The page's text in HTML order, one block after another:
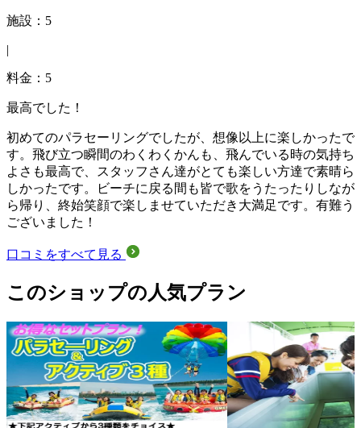
施設：5
|
料金：5
最高でした！
初めてのパラセーリングでしたが、想像以上に楽しかったで
す。飛び立つ瞬間のわくわくかんも、飛んでいる時の気持ち
よさも最高で、スタッフさん達がとても楽しい方達で素晴ら
しかったです。ビーチに戻る間も皆で歌をうたったりしなが
ら帰り、終始笑顔で楽しませていただき大満足です。有難う
ございました！
口コミをすべて見る
このショップの人気プラン